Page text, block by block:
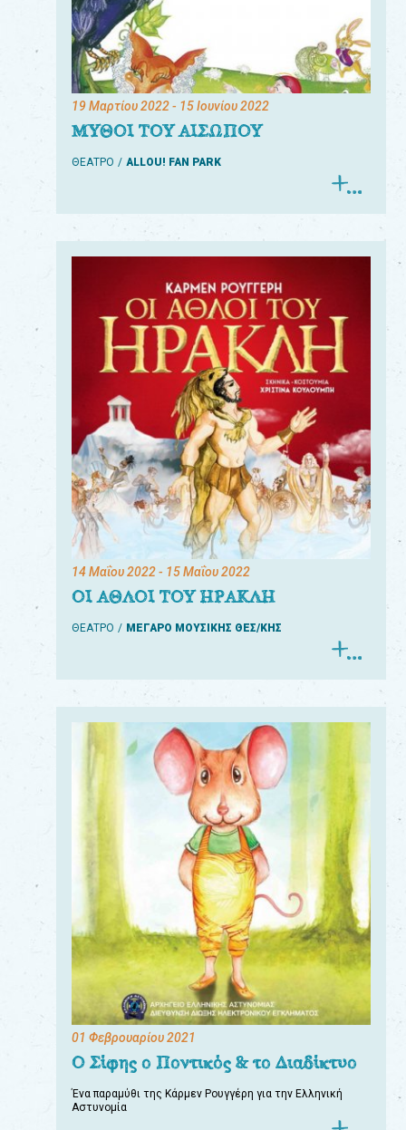
19 Μαρτίου 2022- 15 Ιουνίου 2022
ΜΥΘΟΙ ΤΟΥ ΑΙΣΩΠΟΥ
ΘΕΑΤΡΟ ALLOU! FAN PARK
14 Μαΐου 2022- 15 Μαΐου 2022
ΟΙ ΑΘΛΟΙ ΤΟΥ ΗΡΑΚΛΗ
ΘΕΑΤΡΟ ΜΕΓΑΡΟ ΜΟΥΣΙΚΗΣ ΘΕΣ/ΚΗΣ
01 Φεβρουαρίου 2021
Ο Σίφης ο Ποντικός & το Διαδίκτυο
Ένα παραμύθι της Κάρμεν Ρουγγέρη για την Ελληνική
Αστυνομία